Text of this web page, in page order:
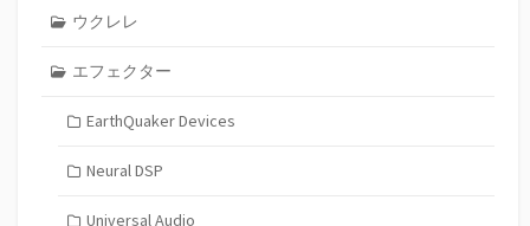
ウクレレ
エフェクター
EarthQuaker Devices
Neural DSP
Universal Audio